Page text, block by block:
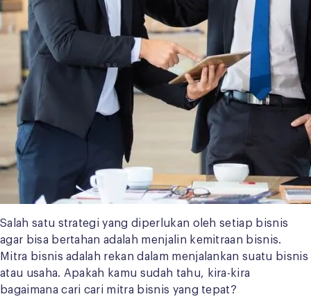
Salah satu strategi yang diperlukan oleh setiap bisnis
agar bisa bertahan adalah menjalin kemitraan bisnis.
Mitra bisnis adalah rekan dalam menjalankan suatu bisnis
atau usaha. Apakah kamu sudah tahu, kira-kira
bagaimana cari cari mitra bisnis yang tepat?